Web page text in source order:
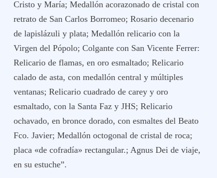
Cristo y María; Medallón acorazonado de cristal con
retrato de San Carlos Borromeo; Rosario decenario
de lapislázuli y plata; Medallón relicario con la
Virgen del Pópolo; Colgante con San Vicente Ferrer:
Relicario de flamas, en oro esmaltado; Relicario
calado de asta, con medallón central y múltiples
ventanas; Relicario cuadrado de carey y oro
esmaltado, con la Santa Faz y JHS; Relicario
ochavado, en bronce dorado, con esmaltes del Beato
Fco. Javier; Medallón octogonal de cristal de roca;
placa «de cofradía» rectangular.; Agnus Dei de viaje,
en su estuche”.